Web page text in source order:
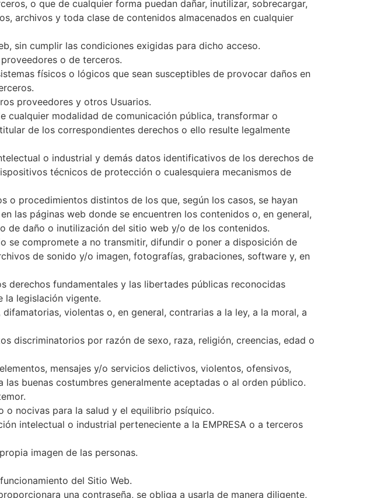
o que de cualquier forma puedan dañar, inutilizar, sobrecargar,
archivos y toda clase de contenidos almacenados en cualquier
sin cumplir las condiciones exigidas para dicho acceso.
o de terceros.
físicos o lógicos que sean susceptibles de provocar daños en
proveedores y otros Usuarios.
modalidad de comunicación pública, transformar o
de los correspondientes derechos o ello resulte legalmente
o industrial y demás datos identificativos de los derechos de
técnicos de protección o cualesquiera mecanismos de
o procedimientos distintos de los que, según los casos, se hayan
las páginas web donde se encuentren los contenidos o, en general,
de daño o inutilización del sitio web y/o de los contenidos.
se compromete a no transmitir, difundir o poner a disposición de
de sonido y/o imagen, fotografías, grabaciones, software y, en
fundamentales y las libertades públicas reconocidas
la legislación vigente.
violentas o, en general, contrarias a la ley, a la moral, a
discriminatorios por razón de sexo, raza, religión, creencias, edad o
mensajes y/o servicios delictivos, violentos, ofensivos,
buenas costumbres generalmente aceptadas o al orden público.
nocivas para la salud y el equilibrio psíquico.
intelectual o industrial perteneciente a la EMPRESA o a terceros
imagen de las personas.
del Sitio Web.
una contraseña, se obliga a usarla de manera diligente,